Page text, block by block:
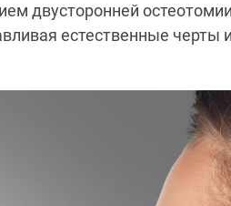
двусторонней
естественные черты